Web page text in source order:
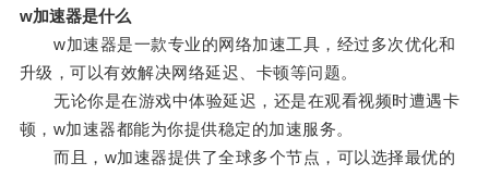
w加速器是什么
w加速器是一款专业的网络加速工具，经过多次优化和
升级，可以有效解决网络延迟、卡顿等问题。
无论你是在游戏中体验延迟，还是在观看视频时遭遇卡
顿，w加速器都能为你提供稳定的加速服务。
而且，w加速器提供了全球多个节点，可以选择最优的